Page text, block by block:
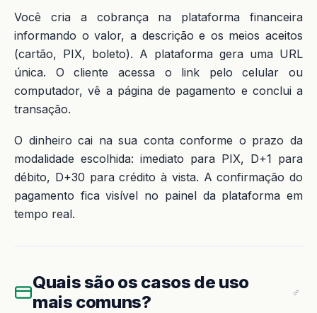
Você cria a cobrança na plataforma financeira
informando o valor, a descrição e os meios aceitos
(cartão, PIX, boleto). A plataforma gera uma URL
única. O cliente acessa o link pelo celular ou
computador, vê a página de pagamento e conclui a
transação.
O dinheiro cai na sua conta conforme o prazo da
modalidade escolhida: imediato para PIX, D+1 para
débito, D+30 para crédito à vista. A confirmação do
pagamento fica visível no painel da plataforma em
tempo real.
Quais são os casos de uso
mais comuns?